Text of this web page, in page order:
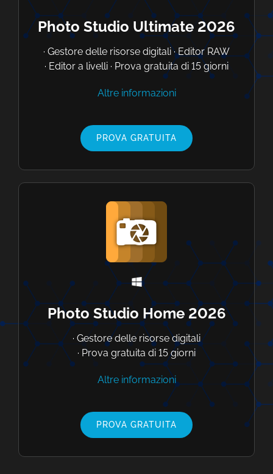
Photo Studio Ultimate 2026
· Gestore delle risorse digitali · Editor RAW
· Editor a livelli · Prova gratuita di 15 giorni
Altre informazioni
PROVA GRATUITA
Photo Studio Home 2026
· Gestore delle risorse digitali
· Prova gratuita di 15 giorni
Altre informazioni
PROVA GRATUITA